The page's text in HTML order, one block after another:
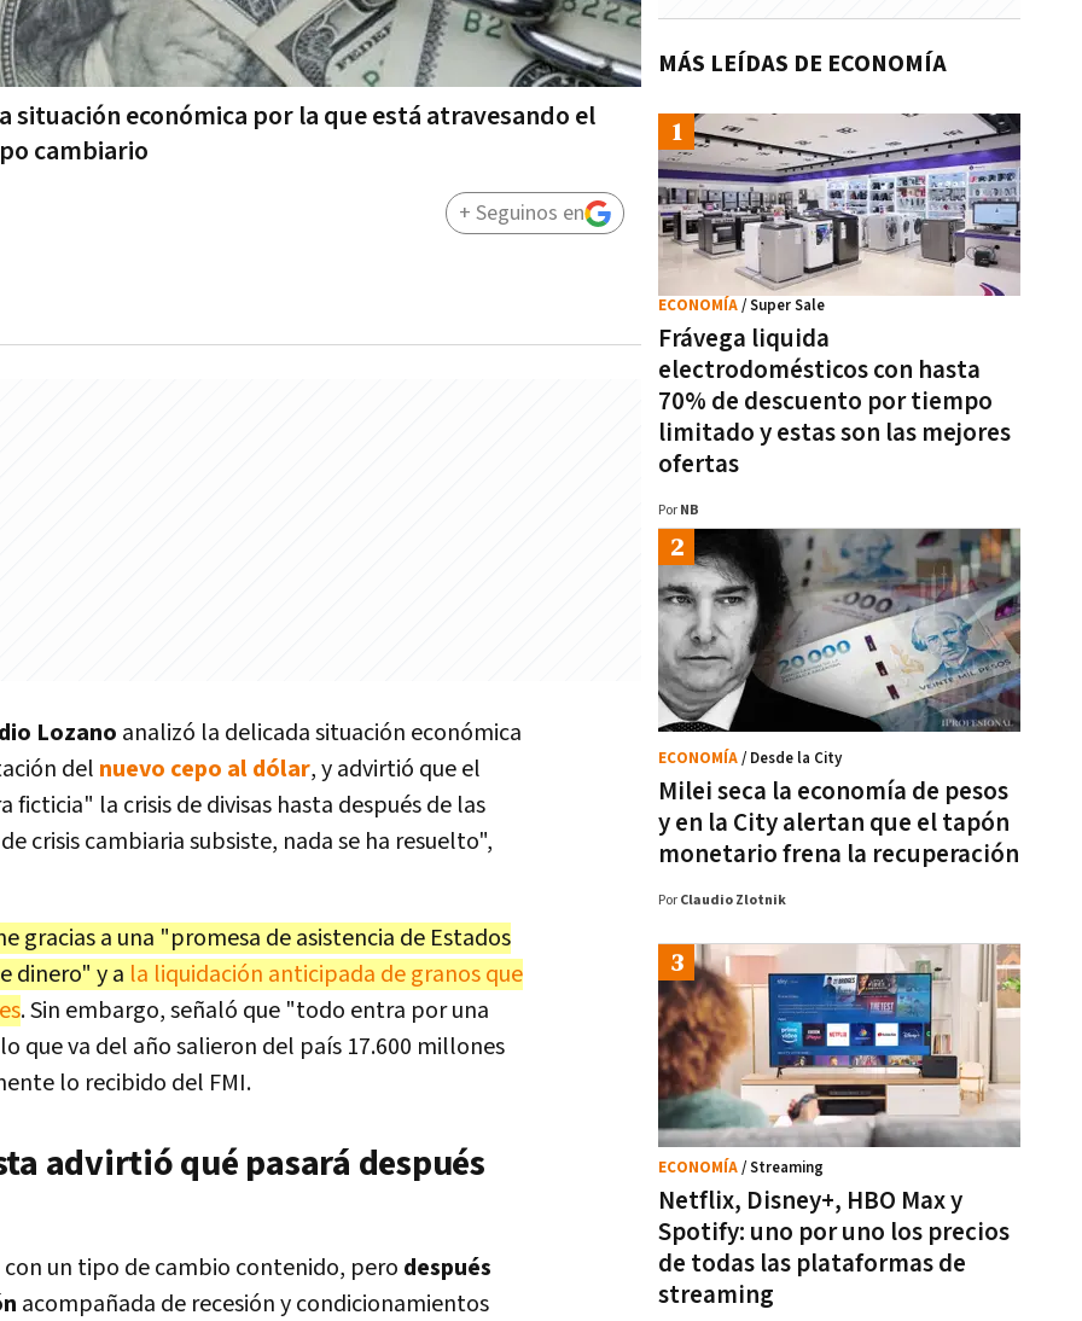
económica por la que está atravesando el
cambiario
+ Seguinos en
Lozano analizó la delicada situación económica
del nuevo cepo al dólar, y advirtió que el
la crisis de divisas hasta después de las
crisis cambiaria subsiste, nada se ha resuelto",
gracias a una "promesa de asistencia de Estados
dinero" y a la liquidación anticipada de granos que
. Sin embargo, señaló que "todo entra por una
que va del año salieron del país 17.600 millones
lo recibido del FMI.
advirtió qué pasará después
un tipo de cambio contenido, pero después
acompañada de recesión y condicionamientos
MÁS LEÍDAS DE ECONOMÍA
Frávega liquida
electrodomésticos con hasta
70% de descuento por tiempo
limitado y estas son las mejores
ofertas
ECONOMÍA/ Super Sale
Por NB
Milei seca la economía de pesos
y en la City alertan que el tapón
monetario frena la recuperación
ECONOMÍA/ Desde la City
Por Claudio Zlotnik
Netflix, Disney+, HBO Max y
Spotify: uno por uno los precios
de todas las plataformas de
streaming
ECONOMÍA/ Streaming